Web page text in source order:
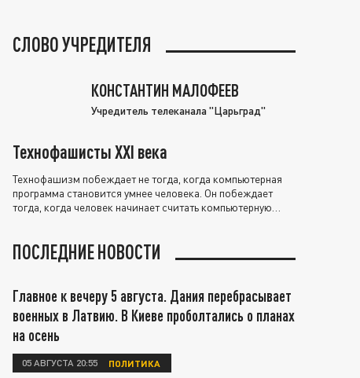
СЛОВО УЧРЕДИТЕЛЯ
КОНСТАНТИН МАЛОФЕЕВ
Учредитель телеканала "Царьград"
Технофашисты XXI века
Технофашизм побеждает не тогда, когда компьютерная
программа становится умнее человека. Он побеждает
тогда, когда человек начинает считать компьютерную
ПОСЛЕДНИЕ НОВОСТИ
Главное к вечеру 5 августа. Дания перебрасывает
военных в Латвию. В Киеве проболтались о планах
на осень
05 АВГУСТА 20:55 ПОЛИТИКА